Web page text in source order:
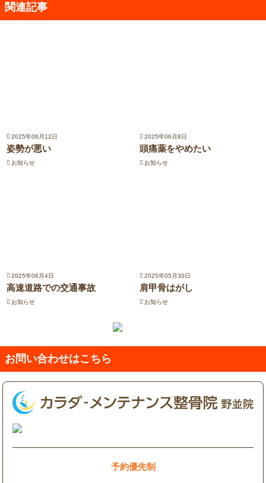
関連記事
2025年06月12日
姿勢が悪い
お知らせ
2025年06月8日
頭痛薬をやめたい
お知らせ
2025年06月4日
高速道路での交通事故
お知らせ
2025年05月30日
肩甲骨はがし
お知らせ
お問い合わせはこちら
予約優先制